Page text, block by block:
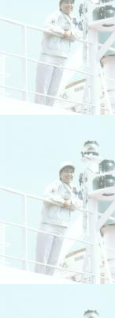
今週の「内航海